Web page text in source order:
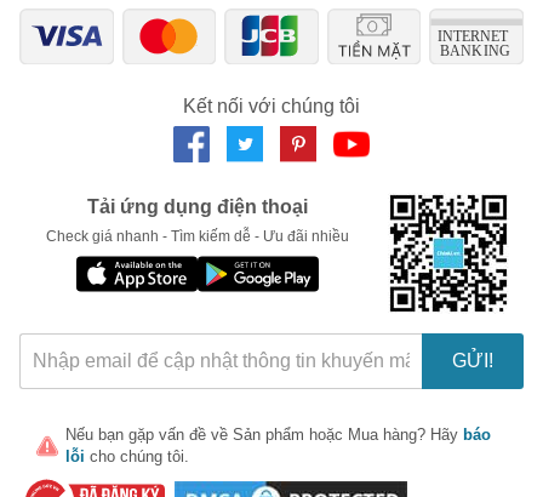
Kết nối với chúng tôi
Tải ứng dụng điện thoại
Check giá nhanh - Tìm kiếm dễ - Ưu đãi nhiều
GỬI!
Nếu bạn gặp vấn đề về Sản phẩm hoặc Mua hàng? Hãy báo
lỗi cho chúng tôi.
🎁 Đừng Bỏ Lỡ! 🎁
Mã Giảm Giá Dành Riêng Cho Bạn
Giảm ngay-cho bất kỳ đơn hàng nào.
XXX-XXXX
Số lần áp dụng: 1lần